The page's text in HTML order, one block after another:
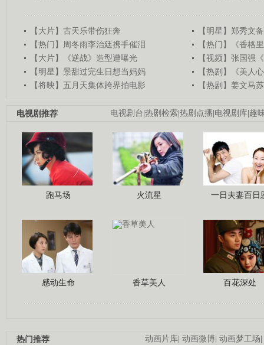
【大片】古天乐带伤狂奔
【明星】郑秀文
【热门】周冬雨李治廷携手催泪
【热门】《香格
【大片】《逆战》造型遭曝光
【视频】张国强
【明星】景甜过完生日想当妈妈
【热剧】《美人
【将映】五月天集体跨界拍电影
【热剧】姜文马
电视剧台 热剧检索 热剧点播 电视剧库 趣
电视剧推荐
跑马场 火流星 一日夫妻百日
感动生命 香草美人 百花深处
动画片库 动画微博 动画梦工场
热门推荐